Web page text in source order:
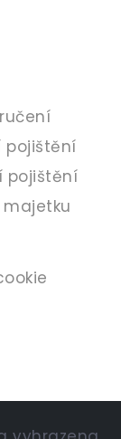
pojištění
pojištění
majetku